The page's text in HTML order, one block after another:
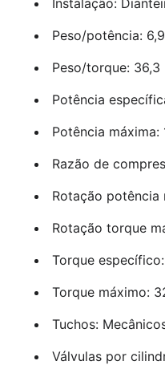
Peso/potência:
Peso/torque:
Potência
Potência máxima:
Razão de
Rotação potência
Rotação torque
Torque
Torque máximo:
Tuchos:
Válvulas por